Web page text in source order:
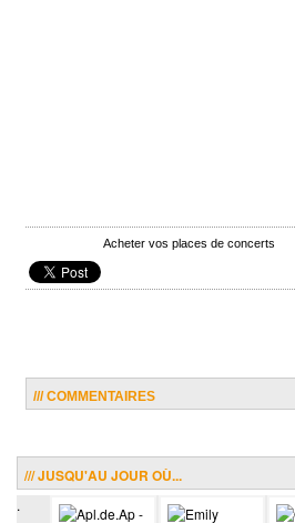
Acheter vos places de concerts
/// COMMENTAIRES
/// JUSQU'AU JOUR OÙ...
.